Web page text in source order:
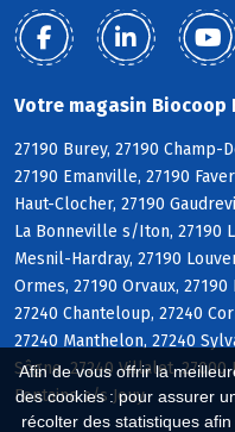
Afin de vous offrir la
des cookies : pour assurer
récolter des statistiques
Votre magasin Biocoop
27190 Burey, 27190 Champ-
27190 Emanville, 27190
Haut-Clocher, 27190
La Bonneville s/Iton, 27190
Mesnil-Hardray, 27190
Ormes, 27190 Orvaux,
27240 Chanteloup, 27240
27240 Manthelon, 27240
Sôgne, 27240 Villalet, 27000
Fontaine s/s Jouy